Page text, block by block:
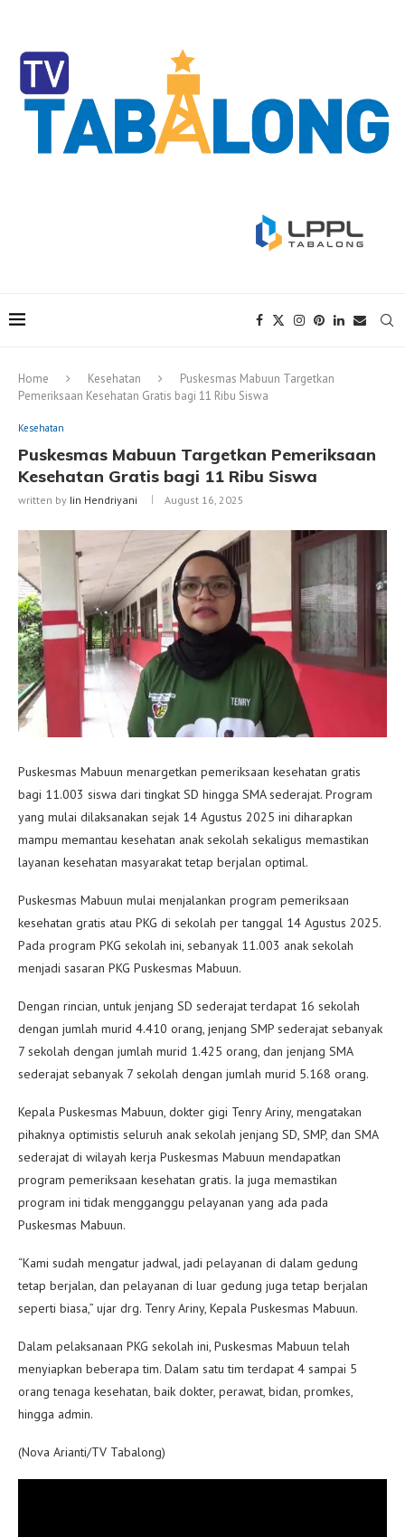
Home Kesehatan
Puskesmas Mabuun Targetkan
Pemeriksaan Kesehatan Gratis bagi 11 Ribu Siswa
Kesehatan
Puskesmas Mabuun Targetkan Pemeriksaan
Kesehatan Gratis bagi 11 Ribu Siswa
written by Iin Hendriyani August 16, 2025
Puskesmas Mabuun menargetkan pemeriksaan kesehatan gratis
bagi 11.003 siswa dari tingkat SD hingga SMA sederajat. Program
yang mulai dilaksanakan sejak 14 Agustus 2025 ini diharapkan
mampu memantau kesehatan anak sekolah sekaligus memastikan
layanan kesehatan masyarakat tetap berjalan optimal.
Puskesmas Mabuun mulai menjalankan program pemeriksaan
kesehatan gratis atau PKG di sekolah per tanggal 14 Agustus 2025.
Pada program PKG sekolah ini, sebanyak 11.003 anak sekolah
menjadi sasaran PKG Puskesmas Mabuun.
Dengan rincian, untuk jenjang SD sederajat terdapat 16 sekolah
dengan jumlah murid 4.410 orang, jenjang SMP sederajat sebanyak
7 sekolah dengan jumlah murid 1.425 orang, dan jenjang SMA
sederajat sebanyak 7 sekolah dengan jumlah murid 5.168 orang.
Kepala Puskesmas Mabuun, dokter gigi Tenry Ariny, mengatakan
pihaknya optimistis seluruh anak sekolah jenjang SD, SMP, dan SMA
sederajat di wilayah kerja Puskesmas Mabuun mendapatkan
program pemeriksaan kesehatan gratis. Ia juga memastikan
program ini tidak mengganggu pelayanan yang ada pada
Puskesmas Mabuun.
“Kami sudah mengatur jadwal, jadi pelayanan di dalam gedung
tetap berjalan, dan pelayanan di luar gedung juga tetap berjalan
seperti biasa,” ujar drg. Tenry Ariny, Kepala Puskesmas Mabuun.
Dalam pelaksanaan PKG sekolah ini, Puskesmas Mabuun telah
menyiapkan beberapa tim. Dalam satu tim terdapat 4 sampai 5
orang tenaga kesehatan, baik dokter, perawat, bidan, promkes,
hingga admin.
(Nova Arianti/TV Tabalong)